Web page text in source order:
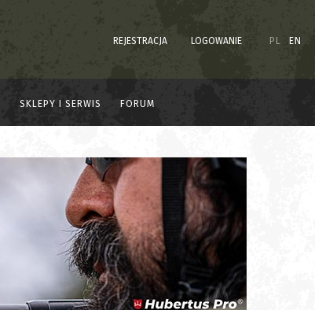
REJESTRACJA LOGOWANIE PL EN
SKLEPY I SERWIS FORUM